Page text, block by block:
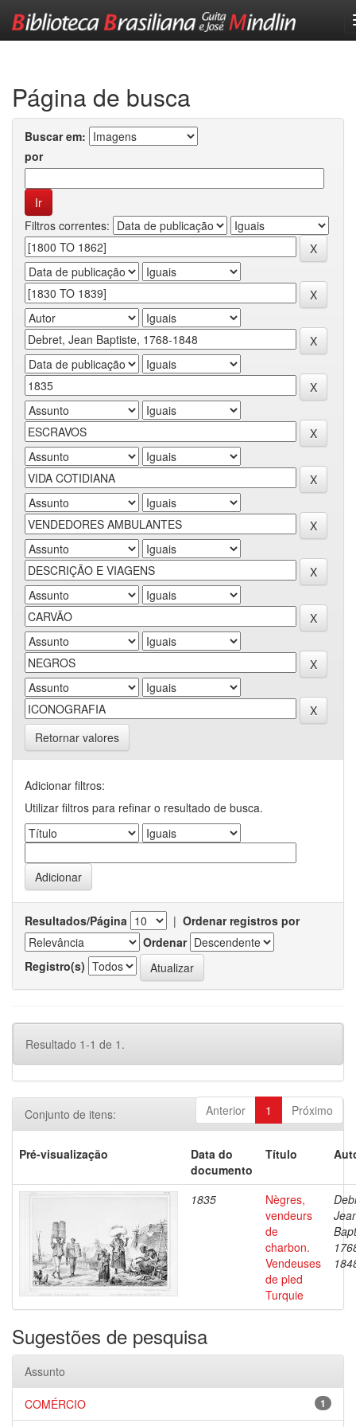
Página de busca
Buscar em:
por
Filtros correntes:
Retornar valores
Adicionar filtros:
Utilizar filtros para refinar o resultado de busca.
Resultados/Página | Ordenar registros por
Ordenar
Registro(s)
Resultado 1-1 de 1.
Anterior 1 Próximo
Conjunto de itens:
Pré-visualização
Data do
documento
Título
1835
Nègres,
vendeurs
de
charbon.
Vendeuses
de pled
Turquie
Sugestões de pesquisa
Assunto
1
COMÉRCIO